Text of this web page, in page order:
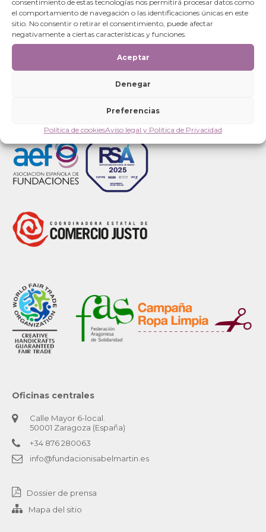
consentimiento de estas tecnologías nos permitirá procesar datos como
el comportamiento de navegación o las identificaciones únicas en este
sitio. No consentir o retirar el consentimiento, puede afectar
negativamente a ciertas características y funciones.
Aceptar
Denegar
Preferencias
Política de cookiesAviso legal y Política de Privacidad
de
entradas
COVID-19
Categorías
Oficinas centrales
Calle Mayor 6-local.
50001 Zaragoza (España)
+34 876 280063
info@fundacionisabelmartin.es
Dossier de prensa
Mapa del sitio